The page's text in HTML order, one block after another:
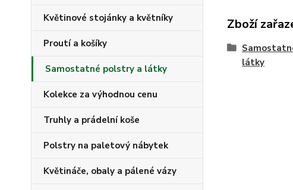
Květinové stojánky a květníky
Proutí a košíky
Samostatné polstry a látky
Kolekce za výhodnou cenu
Truhly a prádelní koše
Polstry na paletový nábytek
Květináče, obaly a pálené vázy
Zboží
látky